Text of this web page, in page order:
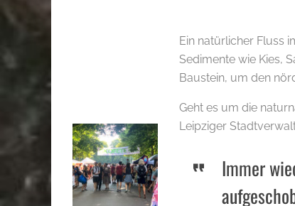
Ein natürlicher Fluss
Sedimente wie Kies,
Baustein, um den
Geht es um die
Leipziger
Immer